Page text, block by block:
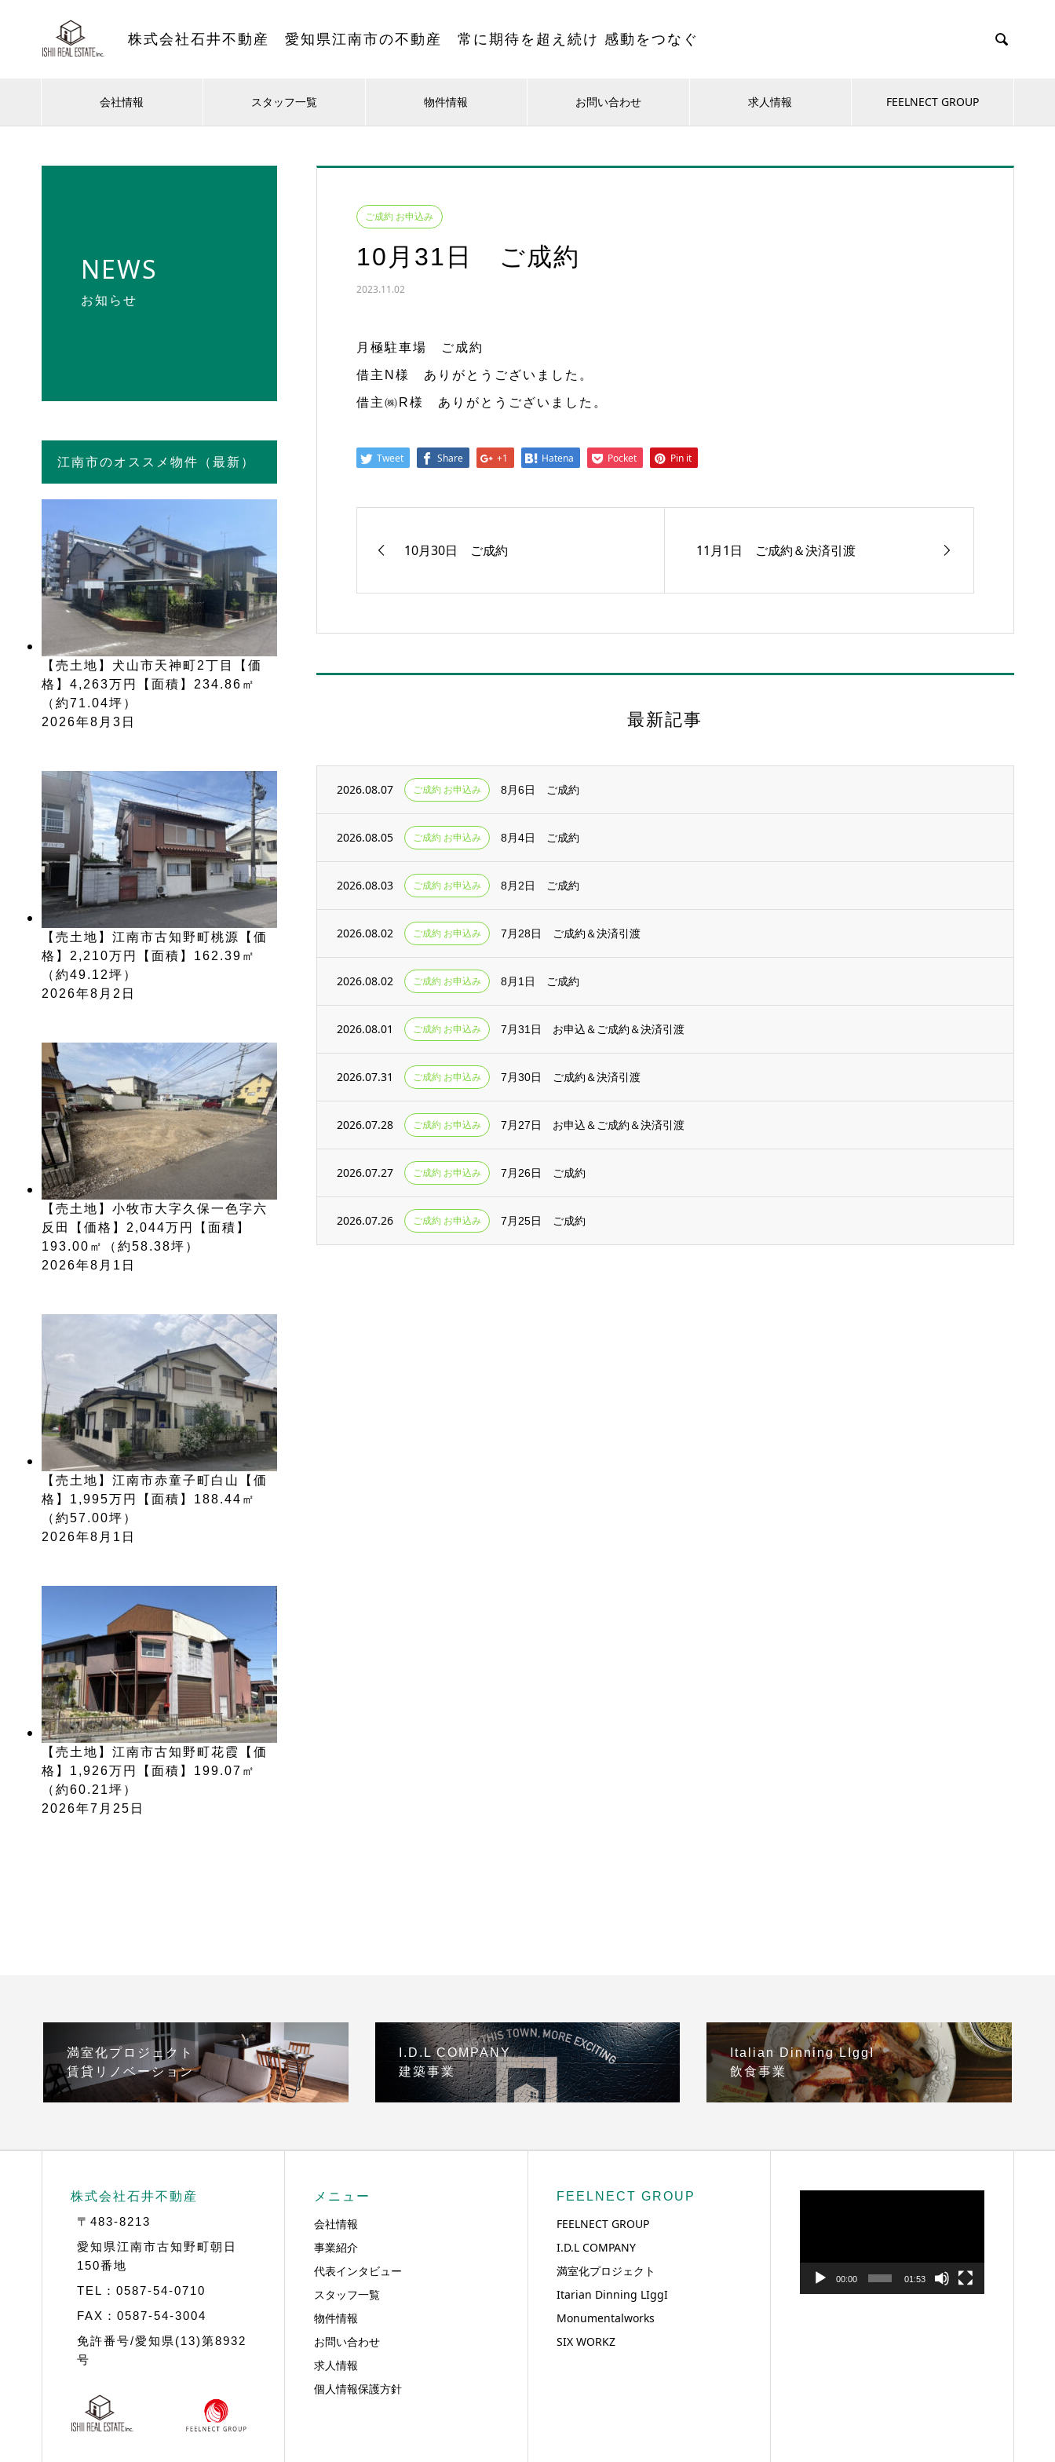
株式会社石井不動産 愛知県江南市の不動産 常に期待を超え続け 感動をつなぐ 
会社情報 スタッフ一覧 物件情報 お問い合わせ 求人情報 FEELNECT GROUP
NEWS
お知らせ
ご成約 お申込み
10月31日 ご成約
2023.11.02
月極駐車場 ご成約
借主N様 ありがとうございました。
借主㈱R様 ありがとうございました。
Tweet Share +1 Hatena Pocket Pin it
10月30日 ご成約 11月1日 ご成約＆決済引渡
最新記事
2026.08.07 ご成約 お申込み 8月6日 ご成約
2026.08.05 ご成約 お申込み 8月4日 ご成約
2026.08.03 ご成約 お申込み 8月2日 ご成約
2026.08.02 ご成約 お申込み 7月28日 ご成約＆決済引渡
2026.08.02 ご成約 お申込み 8月1日 ご成約
2026.08.01 ご成約 お申込み 7月31日 お申込＆ご成約＆決済引渡
2026.07.31 ご成約 お申込み 7月30日 ご成約＆決済引渡
2026.07.28 ご成約 お申込み 7月27日 お申込＆ご成約＆決済引渡
2026.07.27 ご成約 お申込み 7月26日 ご成約
2026.07.26 ご成約 お申込み 7月25日 ご成約
江南市のオススメ物件（最新）
【売土地】犬山市天神町2丁目【価
格】4,263万円【面積】234.86㎡
（約71.04坪）
2026年8月3日
【売土地】江南市古知野町桃源【価
格】2,210万円【面積】162.39㎡
（約49.12坪）
2026年8月2日
【売土地】小牧市大字久保一色字六
反田【価格】2,044万円【面積】
193.00㎡（約58.38坪）
2026年8月1日
【売土地】江南市赤童子町白山【価
格】1,995万円【面積】188.44㎡
（約57.00坪）
2026年8月1日
【売土地】江南市古知野町花霞【価
格】1,926万円【面積】199.07㎡
（約60.21坪）
2026年7月25日
満室化プロジェクト
賃貸リノベーション
I.D.L COMPANY
建築事業
Italian Dinning LIggI
飲食事業
株式会社石井不動産
〒483-8213
愛知県江南市古知野町朝日
150番地
TEL：0587-54-0710
FAX：0587-54-3004
免許番号/愛知県(13)第8932
号
メニュー
会社情報
事業紹介
代表インタビュー
スタッフ一覧
物件情報
お問い合わせ
求人情報
個人情報保護方針
FEELNECT GROUP
FEELNECT GROUP
I.D.L COMPANY
満室化プロジェクト
Itarian Dinning LIggI
Monumentalworks
SIX WORKZ
動
ヤ
00:00 01:53